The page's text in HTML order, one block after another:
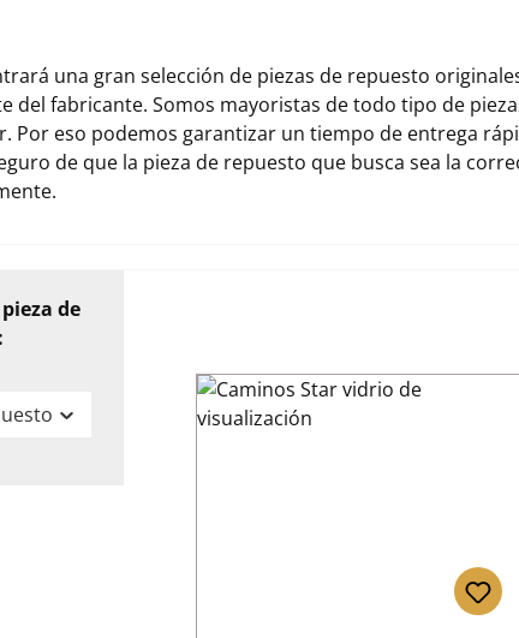
una gran selección de piezas de repuesto
del fabricante. Somos mayoristas de todo tipo de
Por eso podemos garantizar un tiempo de entrega
de que la pieza de repuesto que busca sea la
de